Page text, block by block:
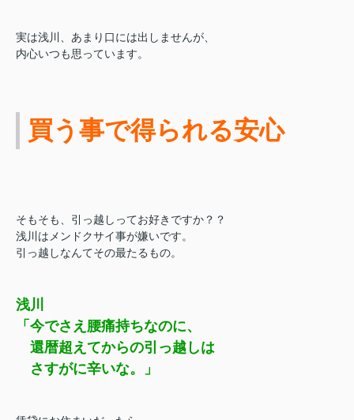
実は浅川、あまり口には出しませんが、
内心いつも思っています。
買う事で得られる安心
そもそも、引っ越しってお好きですか？？
浅川はメンドクサイ事が嫌いです。
引っ越しなんてその最たるもの。
浅川
「今でさえ腰痛持ちなのに、
還暦超えてからの引っ越しは
さすがに辛いな。」